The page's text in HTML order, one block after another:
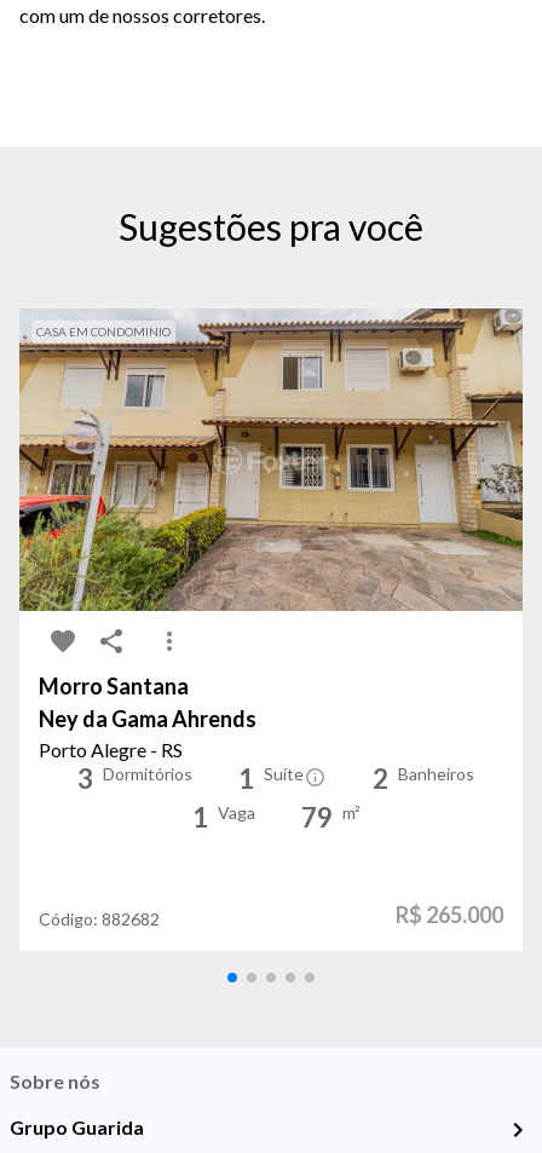
com um de nossos corretores.
Sugestões pra você
CASA EM CONDOMINIO
Morro Santana
Ney da Gama Ahrends
Porto Alegre - RS
3 Dormitórios 1 Suíte 2 Banheiros
1 Vaga 79 m²
Código: 882682 R$ 265.000
Sobre nós
Grupo Guarida